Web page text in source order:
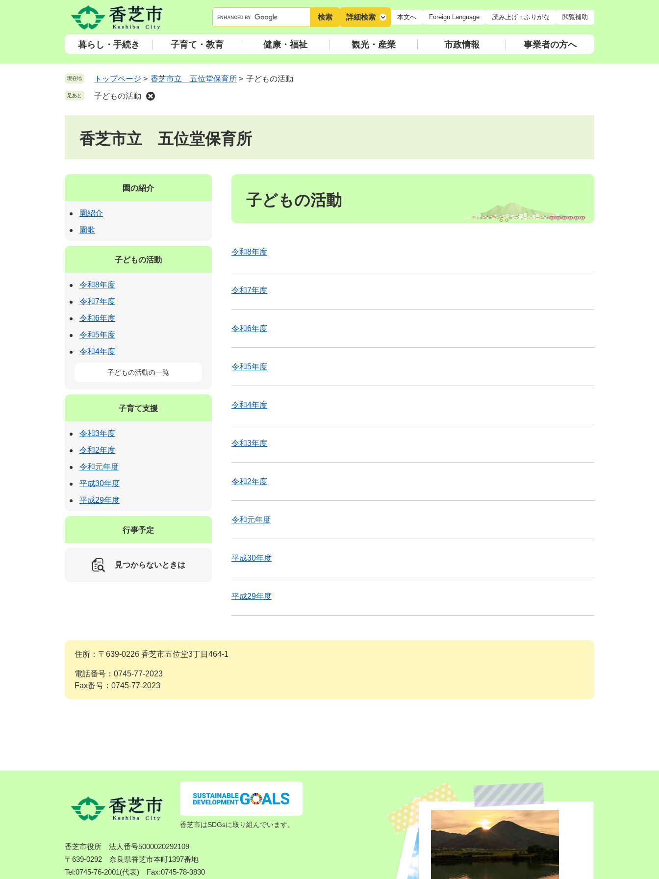
頭
飛
ー
ワ
ー
索
詳細検索 本文へ Foreign Language 読み上げ・ふりがな 閲覧補助
暮らし・手続き 子育て・教育 健康・福祉 観光・産業 市政情報 事業者の方へ
現在地 トップページ > 香芝市立 五位堂保育所 > 子どもの活動
足あと 子どもの活動
香芝市立 五位堂保育所
本
子どもの活動
令和8年度
令和7年度
令和6年度
令和5年度
令和4年度
令和3年度
令和2年度
令和元年度
平成30年度
平成29年度
園の紹介
園紹介
園歌
子どもの活動
令和8年度
令和7年度
令和6年度
令和5年度
令和4年度
子どもの活動の一覧
子育て支援
令和3年度
令和2年度
令和元年度
平成30年度
平成29年度
行事予定
見つからないときは
住所：〒639-0226 香芝市五位堂3丁目464-1
電話番号：0745-77-2023
Fax番号：0745-77-2023
香芝市はSDGsに取り組んでいます。
香芝市役所
法人番号5000020292109
〒639-0292 奈良県香芝市本町1397番地
Tel:0745-76-2001(代表) Fax:0745-78-3830